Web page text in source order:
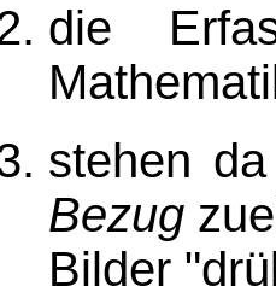
die
stehen
Bezug
Bilder